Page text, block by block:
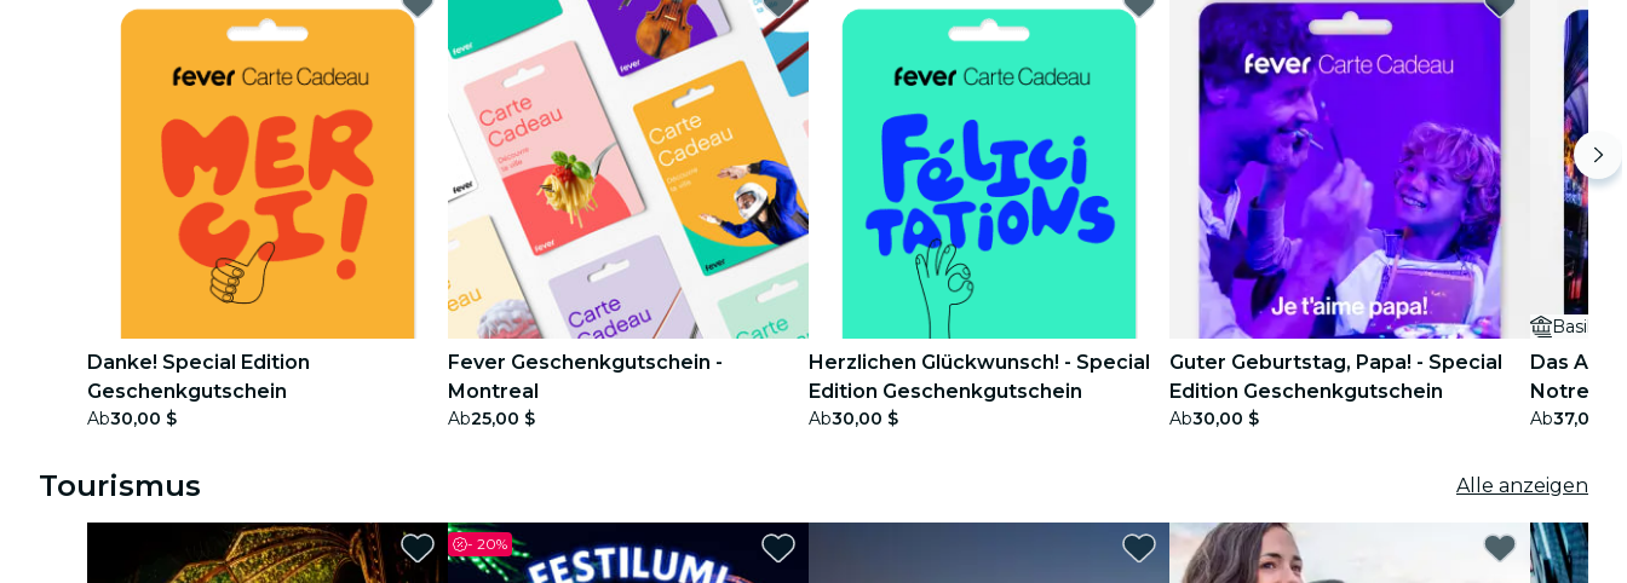
Danke! Special Edition
Geschenkgutschein
Ab30,00 $
Fever Geschenkgutschein -
Montreal
Ab25,00 $
Herzlichen Glückwunsch! - Special
Edition Geschenkgutschein
Ab30,00 $
Guter Geburtstag, Papa! - Special
Edition Geschenkgutschein
Ab30,00 $
Das
Notre-
Ab37,00 $
Tourismus Alle anzeigen
- 20%